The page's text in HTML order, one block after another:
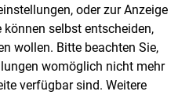
05.08.2026
oder zur Anzeige
selbst entscheiden,
wollen. Bitte beachten Sie,
womöglich nicht mehr
verfügbar sind. Weitere